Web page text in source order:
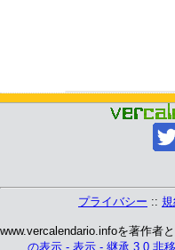
プライバシー :: 規
www.vercalendario.infoを著作者
の表示 - 表示 - 継承 3.0 非